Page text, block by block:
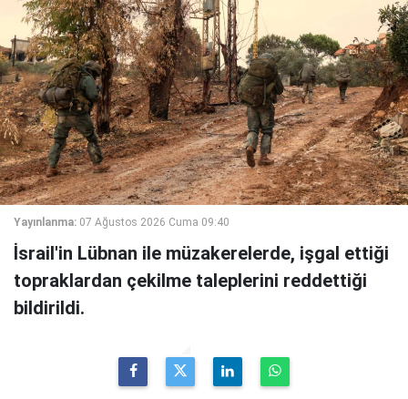
Yayınlanma: 07 Ağustos 2026 Cuma 09:40
İsrail'in Lübnan ile müzakerelerde, işgal ettiği
topraklardan çekilme taleplerini reddettiği
bildirildi.